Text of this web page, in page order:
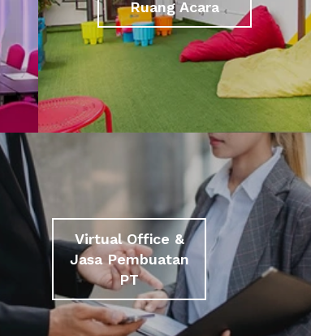
Ruang Acara
Virtual Office &
Jasa Pembuatan
PT